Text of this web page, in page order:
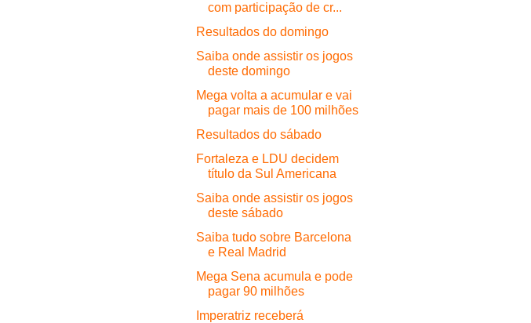
com participação de cr...
Resultados do domingo
Saiba onde assistir os jogos
deste domingo
Mega volta a acumular e vai
pagar mais de 100 milhões
Resultados do sábado
Fortaleza e LDU decidem
título da Sul Americana
Saiba onde assistir os jogos
deste sábado
Saiba tudo sobre Barcelona
e Real Madrid
Mega Sena acumula e pode
pagar 90 milhões
Imperatriz receberá